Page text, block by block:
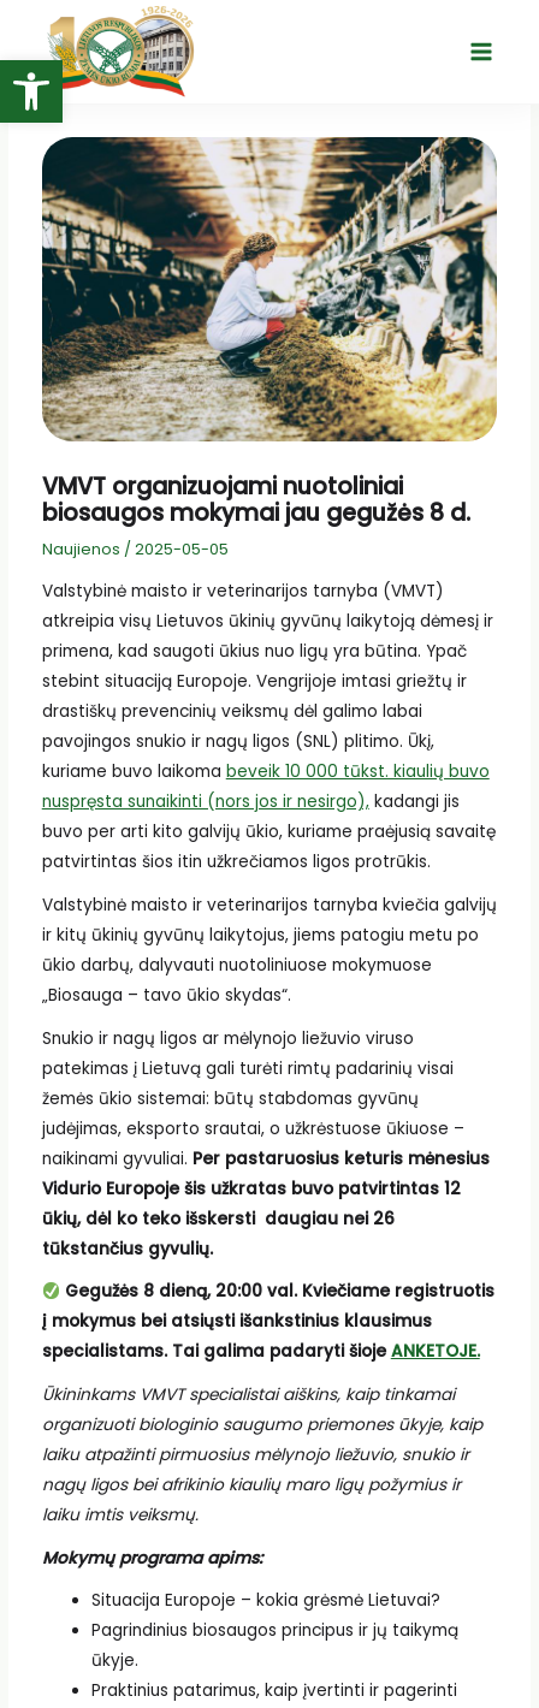
Open toolbar
turinio
Main
VMVT organizuojami nuotoliniai
biosaugos mokymai jau gegužės 8 d.
Naujienos / 2025-05-05
Valstybinė maisto ir veterinarijos tarnyba (VMVT)
atkreipia visų Lietuvos ūkinių gyvūnų laikytoją dėmesį ir
primena, kad saugoti ūkius nuo ligų yra būtina. Ypač
stebint situaciją Europoje. Vengrijoje imtasi griežtų ir
drastiškų prevencinių veiksmų dėl galimo labai
pavojingos snukio ir nagų ligos (SNL) plitimo. Ūkį,
kuriame buvo laikoma beveik 10 000 tūkst. kiaulių buvo
nuspręsta sunaikinti (nors jos ir nesirgo),kadangi jis
buvo per arti kito galvijų ūkio, kuriame praėjusią savaitę
patvirtintas šios itin užkrečiamos ligos protrūkis.
Valstybinė maisto ir veterinarijos tarnyba kviečia galvijų
ir kitų ūkinių gyvūnų laikytojus, jiems patogiu metu po
ūkio darbų, dalyvauti nuotoliniuose mokymuose
„Biosauga – tavo ūkio skydas“.
Snukio ir nagų ligos ar mėlynojo liežuvio viruso
patekimas į Lietuvą gali turėti rimtų padarinių visai
žemės ūkio sistemai: būtų stabdomas gyvūnų
judėjimas, eksporto srautai, o užkrėstuose ūkiuose –
naikinami gyvuliai. Per pastaruosius keturis mėnesius
Vidurio Europoje šis užkratas buvo patvirtintas 12
ūkių, dėl ko teko išskersti daugiau nei 26
tūkstančius gyvulių.
Gegužės 8 dieną, 20:00 val. Kviečiame registruotis
į mokymus bei atsiųsti išankstinius klausimus
specialistams. Tai galima padaryti šiojeANKETOJE.
Ūkininkams VMVT specialistai aiškins, kaip tinkamai
organizuoti biologinio saugumo priemones ūkyje, kaip
laiku atpažinti pirmuosius mėlynojo liežuvio, snukio ir
nagų ligos bei afrikinio kiaulių maro ligų požymius ir
laiku imtis veiksmų.
Mokymų programa apims:
Situacija Europoje – kokia grėsmė Lietuvai?
Pagrindinius biosaugos principus ir jų taikymą
ūkyje.
Praktinius patarimus, kaip įvertinti ir pagerinti